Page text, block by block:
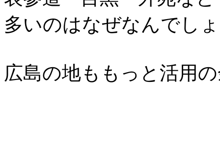
多いのはなぜなんでし
広島の地ももっと活用